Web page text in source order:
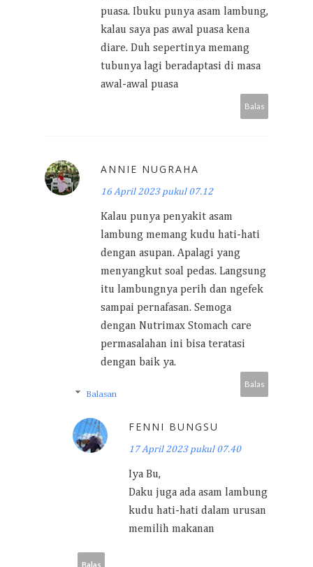
puasa. Ibuku punya asam lambung,
kalau saya pas awal puasa kena
diare. Duh sepertinya memang
tubunya lagi beradaptasi di masa
awal-awal puasa
Balas
ANNIE NUGRAHA
16 April 2023 pukul 07.12
Kalau punya penyakit asam
lambung memang kudu hati-hati
dengan asupan. Apalagi yang
menyangkut soal pedas. Langsung
itu lambungnya perih dan ngefek
sampai pernafasan. Semoga
dengan Nutrimax Stomach care
permasalahan ini bisa teratasi
dengan baik ya.
Balas
Balasan
FENNI BUNGSU
17 April 2023 pukul 07.40
Iya Bu,
Daku juga ada asam lambung
kudu hati-hati dalam urusan
memilih makanan
Balas